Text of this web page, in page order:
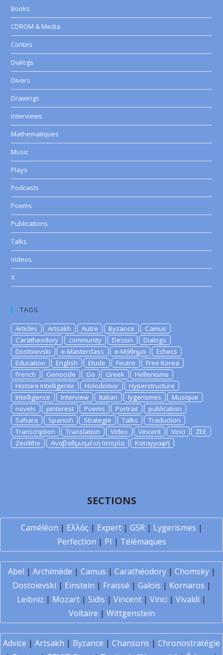
Books
CDROM & Media
Contes
Dialogs
Divers
Drawings
Interviews
Mathematiques
Music
Plays
Podcasts
Poems
Publications
Talks
Videos
X
TAGS
Articles Artsakh Autre Byzance
Camus
Caratheodory
community Dessin
Dialogs
Dostoievski
e-Masterclass e-Μάθημα
Echecs
Education
English Etude Feutre
Free Korea
French
Genocide Go Greek
Hellenisme
Histoire Intelligente
Holodomor
Hyperstructure
Intelligence
Interview Italian lygerismes
Musique
novels
pinterest Poems Portrait
publication
Sahara
Spanish Strategie Talks
Traduction
Transcription
Translation Video Vincent Vinci
ZEE
Zeolithe
Αναβαθμισμένη Ιστορία Καταγραφή
SECTIONS
Caméléon | Ελλάς | Expert| GSR| Lygerismes |
Perfection | PI | Télémaques
Abel | Archimède | Camus | Carathéodory| Chomsky|
Dostoïevski | Einstein | Fraïssé | Galois | Kornaros |
Leibniz | Mozart | Sidis | Vincent | Vinci | Vivaldi |
Voltaire | Wittgenstein
Advice | Artsakh | Byzance | Chansons | Chronostratégie